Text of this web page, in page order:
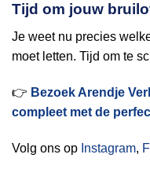
Tijd om jouw
Je weet nu precies
moet letten. Tijd om te
👉 Bezoek Arendje
compleet met de
Volg ons op Instagram,